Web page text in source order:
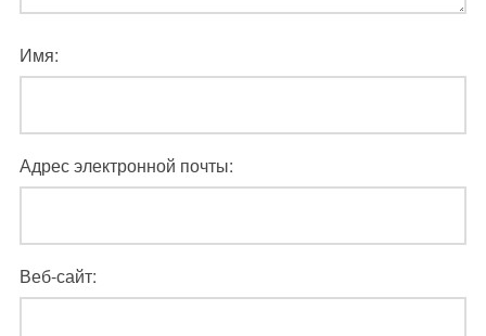
Имя:
Адрес электронной почты:
Веб-сайт: